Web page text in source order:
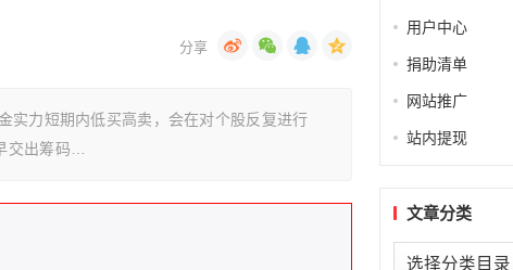
实力短期内低买高卖，会在对个股反复进行
交出筹码…
用户中心
捐助清单
网站推广
站内提现
文章分类
文